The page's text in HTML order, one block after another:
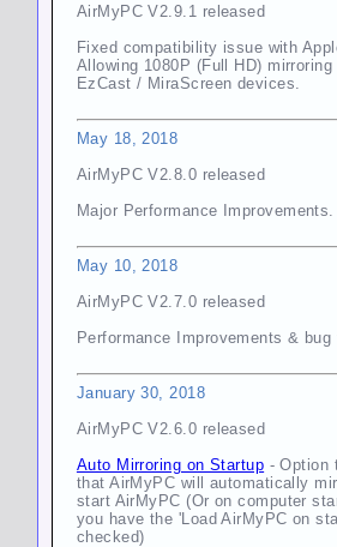
AirMyPC V2.9.1 released
Fixed compatibility issue with
Allowing 1080P (Full HD)
EzCast / MiraScreen devices.
May 18, 2018
AirMyPC V2.8.0 released
Major Performance Improvements.
May 10, 2018
AirMyPC V2.7.0 released
Performance Improvements & bug
January 30, 2018
AirMyPC V2.6.0 released
Auto Mirroring on Startup - Option
that AirMyPC will automatically
start AirMyPC (Or on computer
you have the 'Load AirMyPC on
checked)